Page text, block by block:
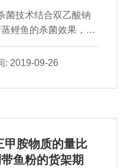
菌技术结合双乙酸钠
鲤鱼的杀菌效果，以
菌落总数作为衡量指
，选取双乙酸钠质量
面优化模型，确定出
1.1 g/100 mL、乳酸双
酸钠和乳酸双芽菌处
最好。
2019-09-26
甲胺物质的量比
鱼粉的货架期